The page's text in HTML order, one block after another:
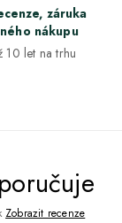
záruka
nákupu
10 let na trhu
Zobrazit recenze